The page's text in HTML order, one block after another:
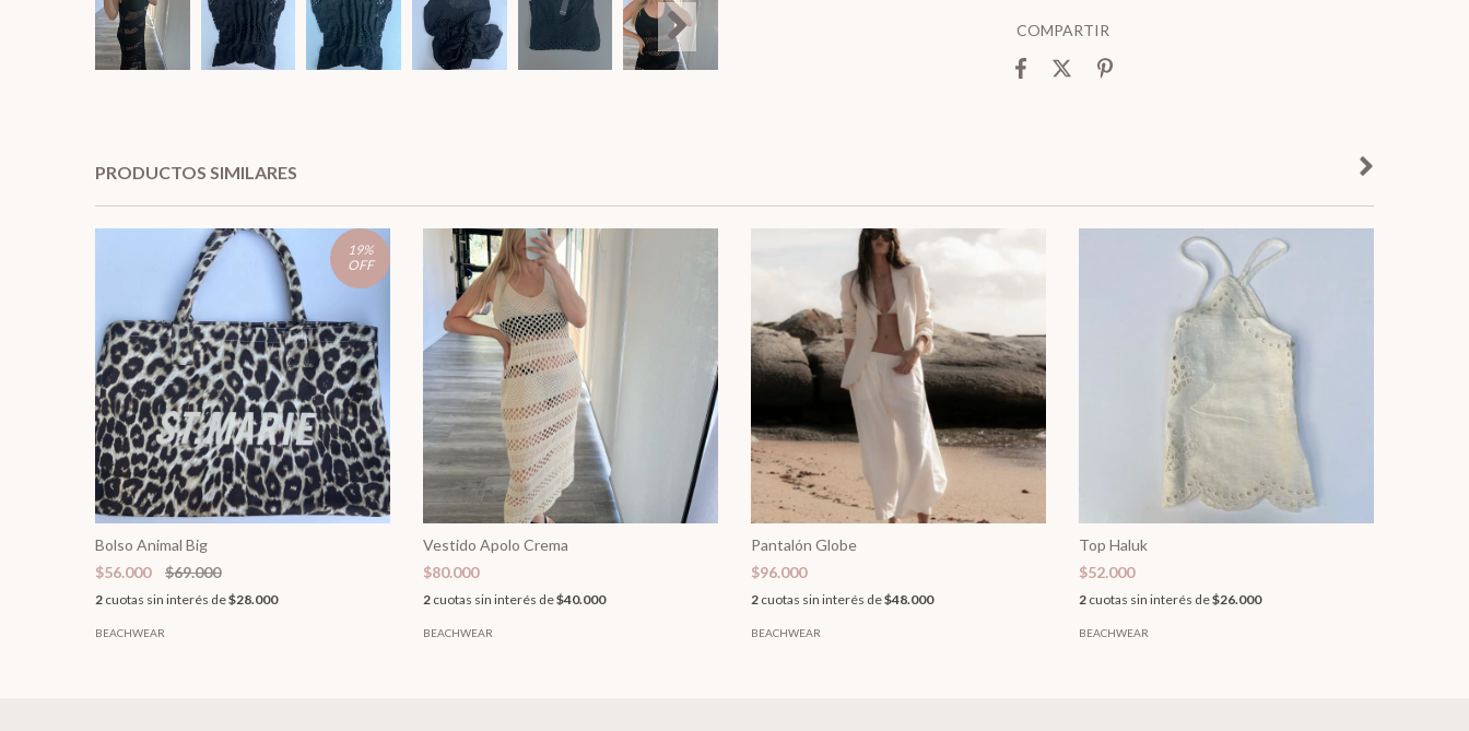
COMPARTIR
PRODUCTOS SIMILARES
19%
OFF
Bolso Animal Big
$56.000
$69.000
2 cuotas sin interés de$28.000
BEACHWEAR
Vestido Apolo Crema
$80.000
2 cuotas sin interés de$40.000
BEACHWEAR
Pantalón Globe
$96.000
2 cuotas sin interés de$48.000
BEACHWEAR
Top Haluk
$52.000
2 cuotas sin interés de$26.000
BEACHWEAR